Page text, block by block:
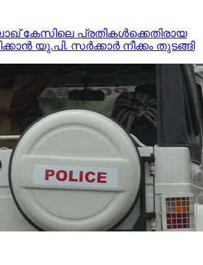
കേസിലെ പ്രതികള്‍ക്കെതിരായ
യു.പി. സര്‍ക്കാര്‍ നീക്കം തുടങ്ങി